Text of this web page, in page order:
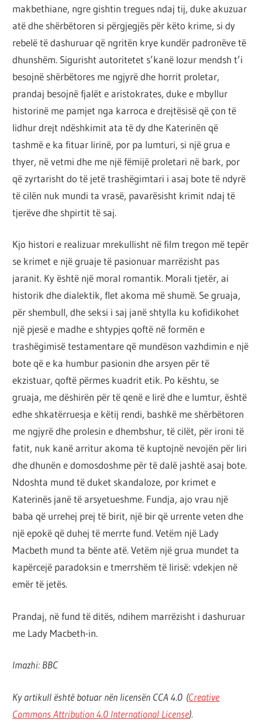
makbethiane, ngre gishtin tregues ndaj tij, duke akuzuar
atë dhe shërbëtoren si përgjegjës për këto krime, si dy
rebelë të dashuruar që ngritën krye kundër padronëve të
dhunshëm. Sigurisht autoritetet s’kanë lozur mendsh t’i
besojnë shërbëtores me ngjyrë dhe horrit proletar,
prandaj besojnë fjalët e aristokrates, duke e mbyllur
historinë me pamjet nga karroca e drejtësisë që çon të
lidhur drejt ndëshkimit ata të dy dhe Katerinën që
tashmë e ka fituar lirinë, por pa lumturi, si një grua e
thyer, në vetmi dhe me një fëmijë proletari në bark, por
që zyrtarisht do të jetë trashëgimtari i asaj bote të ndyrë
të cilën nuk mundi ta vrasë, pavarësisht krimit ndaj të
tjerëve dhe shpirtit të saj.
Kjo histori e realizuar mrekullisht në film tregon më tepër
se krimet e një gruaje të pasionuar marrëzisht pas
jaranit. Ky është një moral romantik. Morali tjetër, ai
historik dhe dialektik, flet akoma më shumë. Se gruaja,
për shembull, dhe seksi i saj janë shtylla ku kofidikohet
një pjesë e madhe e shtypjes qoftë në formën e
trashëgimisë testamentare që mundëson vazhdimin e një
bote që e ka humbur pasionin dhe arsyen për të
ekzistuar, qoftë përmes kuadrit etik. Po kështu, se
gruaja, me dëshirën për të qenë e lirë dhe e lumtur, është
edhe shkatërruesja e këtij rendi, bashkë me shërbëtoren
me ngjyrë dhe prolesin e dhembshur, të cilët, për ironi të
fatit, nuk kanë arritur akoma të kuptojnë nevojën për liri
dhe dhunën e domosdoshme për të dalë jashtë asaj bote.
Ndoshta mund të duket skandaloze, por krimet e
Katerinës janë të arsyetueshme. Fundja, ajo vrau një
baba që urrehej prej të birit, një bir që urrente veten dhe
një epokë që duhej të merrte fund. Vetëm një Lady
Macbeth mund ta bënte atë. Vetëm një grua mundet ta
kapërcejë paradoksin e tmerrshëm të lirisë: vdekjen në
emër të jetës.
Prandaj, në fund të ditës, ndihem marrëzisht i dashuruar
me Lady Macbeth-in.
Imazhi: BBC
Ky artikull është botuar nën licensën CCA 4.0 (Creative
Commons Attribution 4.0 International License).